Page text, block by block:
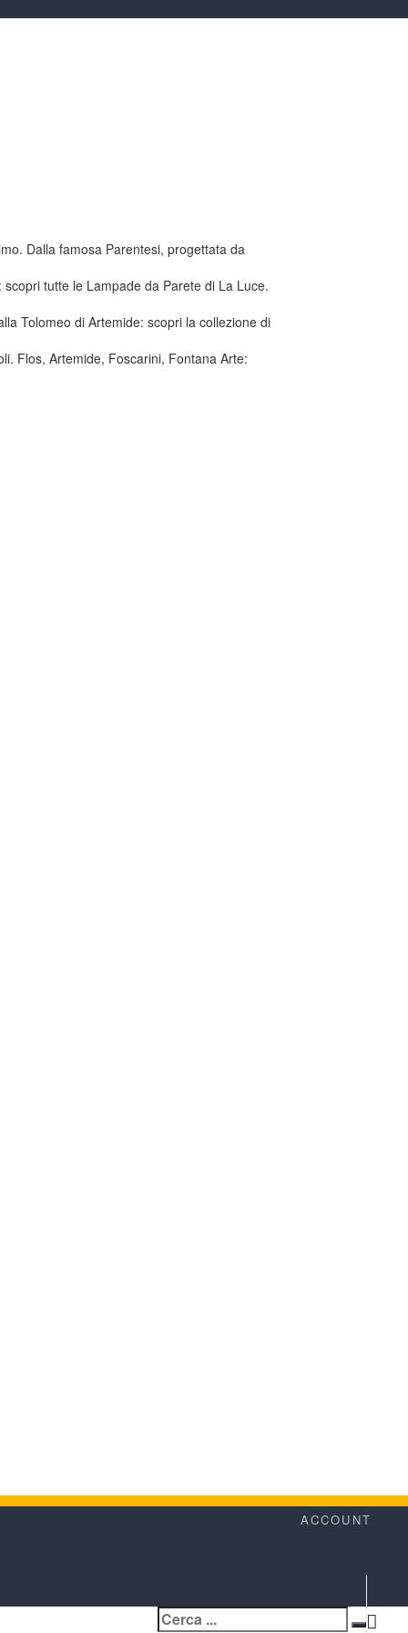
Dalla famosa Parentesi, progettata da
tutte le Lampade da Parete di La Luce.
Tolomeo di Artemide: scopri la collezione di
Flos, Artemide, Foscarini, Fontana Arte:
ACCOUNT